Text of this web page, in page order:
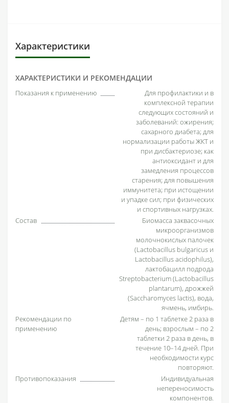
Характеристики
ХАРАКТЕРИСТИКИ И РЕКОМЕНДАЦИИ
Показания к применению
Для профилактики и в
комплексной терапии
следующих состояний и
заболеваний: ожирения;
сахарного диабета; для
нормализации работы ЖКТ и
при дисбактериозе; как
антиоксидант и для
замедления процессов
старения; для повышения
иммунитета; при истощении
и упадке сил; при физических
и спортивных нагрузках.
Состав
Биомасса заквасочных
микроорганизмов
молочнокислых палочек
(Lactobacillus bulgaricus и
Lactobacillus acidophilus),
лактобацилл подрода
Streptobacterium (Lactobacillus
plantarum), дрожжей
(Saccharomyces lactis), вода,
ячмень, имбирь.
Рекомендации по
применению
Детям – по 1 таблетке 2 раза в
день; взрослым – по 2
таблетки 2 раза в день, в
течение 10–14 дней. При
необходимости курс
повторяют.
Противопоказания
Индивидуальная
непереносимость
компонентов.